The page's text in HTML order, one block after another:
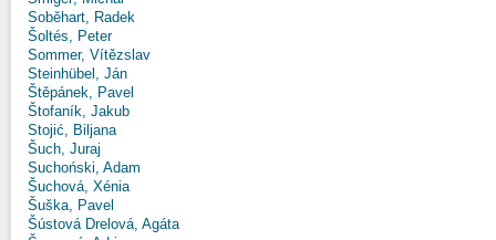
Soběhart, Radek
Šoltés, Peter
Sommer, Vítězslav
Steinhübel, Ján
Štěpánek, Pavel
Štofaník, Jakub
Stojić, Biljana
Šuch, Juraj
Suchoński, Adam
Šuchová, Xénia
Šuška, Pavel
Šústová Drelová, Agáta